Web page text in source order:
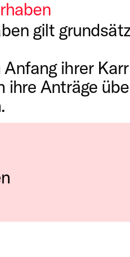
gilt
ihrer
ihre Anträge